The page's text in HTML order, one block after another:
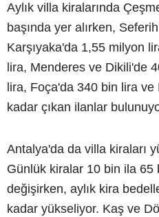
Aylık villa kiralarında
başında yer alırken,
Karşıyaka'da 1,55 milyon
lira, Menderes ve Dikili'de
lira, Foça'da 340 bin lira
kadar çıkan ilanlar
Antalya'da da villa kiraları
Günlük kiralar 10 bin ila 65
değişirken, aylık kira
kadar yükseliyor. Kaş ve